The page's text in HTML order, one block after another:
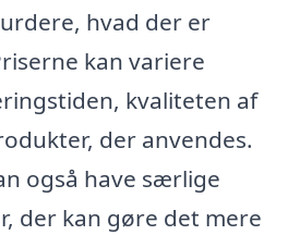
hvad der er
kan variere
kvaliteten af
der anvendes.
også have særlige
der kan gøre det mere